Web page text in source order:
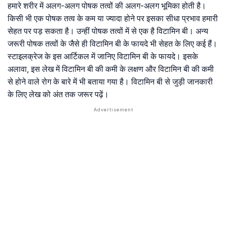
हमारे शरीर में अलग-अलग पोषक तत्वों की अलग-अलग भूमिका होती है।
किसी भी एक पोषक तत्व के कम या ज्यादा होने पर इसका सीधा प्रभाव हमारी
सेहत पर पड़ सकता है। उन्हीं पोषक तत्वों में से एक है विटामिन बी। अन्य
जरूरी पोषक तत्वों के जैसे ही विटामिन बी के फायदे भी सेहत के लिए कई हैं।
स्टाइलक्रेज के इस आर्टिकल में जानिए विटामिन बी के फायदे। इसके
अलावा, इस लेख में विटामिन बी की कमी के लक्षण और विटामिन बी की कमी
से होने वाले रोग के बारे में भी बताया गया है। विटामिन बी से जुड़ी जानकारी
के लिए लेख को अंत तक जरूर पढ़ें।